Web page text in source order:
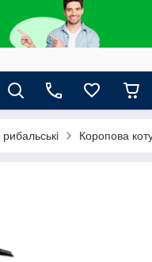
Коропова